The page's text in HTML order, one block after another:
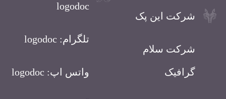
شرکت این پک
شرکت سلام
گرافیک
logodoc
تلگرام: logodoc
واتس اپ: logodoc